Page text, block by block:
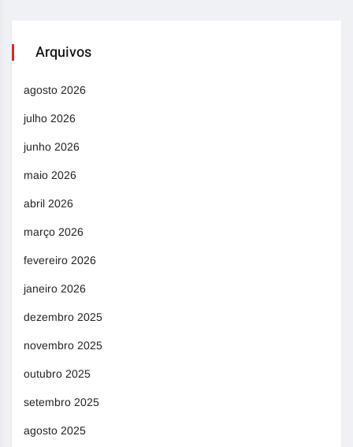
Arquivos
agosto 2026
julho 2026
junho 2026
maio 2026
abril 2026
março 2026
fevereiro 2026
janeiro 2026
dezembro 2025
novembro 2025
outubro 2025
setembro 2025
agosto 2025